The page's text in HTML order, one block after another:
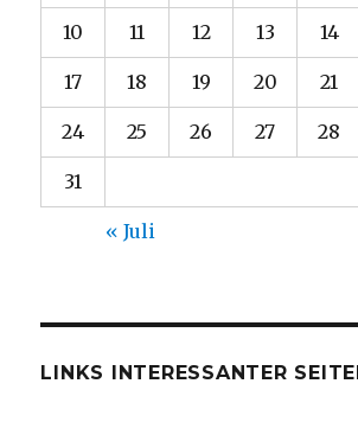
10 11 12 13 14
17 18 19 20 21
24 25 26 27 28
31
« Juli
LINKS INTERESSANTER